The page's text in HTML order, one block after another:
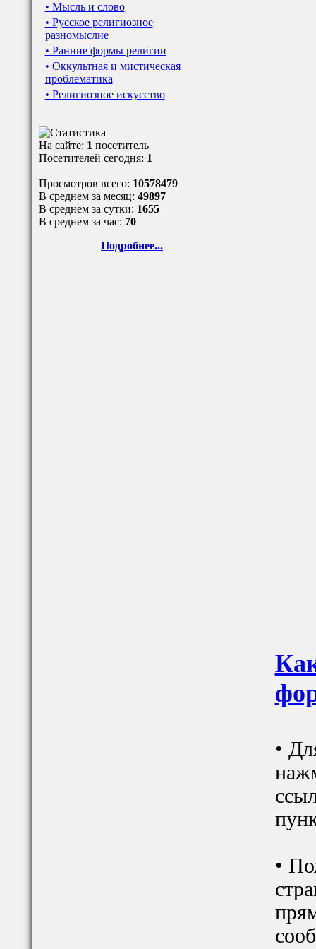
• Мысль и слово
• Русское религиозное
разномыслие
• Ранние формы религии
• Оккультная и мистическая
проблематика
• Религиозное искусство
На сайте: 1 посетитель
Посетителей сегодня: 1
Просмотров всего: 10578479
В среднем за месяц: 49897
В среднем за сутки: 1655
В среднем за час: 70
Подробнее...
•
•